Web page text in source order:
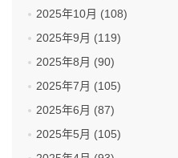
2025年10月 (108)
2025年9月 (119)
2025年8月 (90)
2025年7月 (105)
2025年6月 (87)
2025年5月 (105)